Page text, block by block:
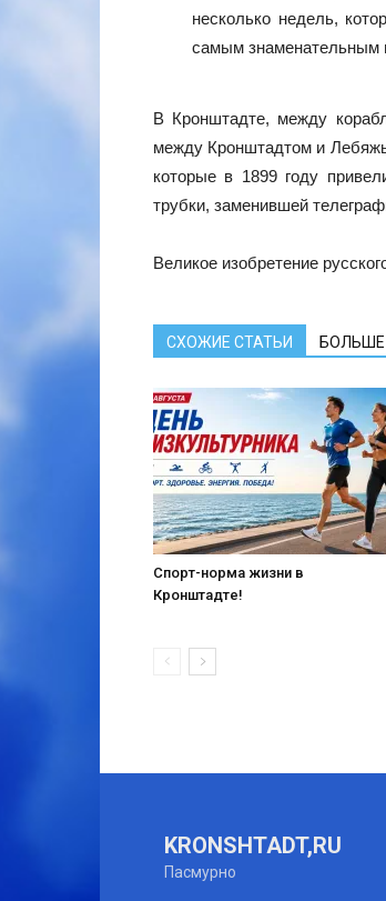
несколько недель,
самым знаменательным
В Кронштадте, между
между Кронштадтом и
которые в 1899 году
трубки, заменившей
Великое изобретение
СХОЖИЕ СТАТЬИ
Спорт-норма жизни в
Кронштадте!
KRONSHTADT,RU
Пасмурно